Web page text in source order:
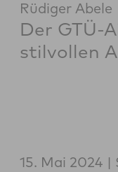
Rüdiger Abele
Der GTÜ-
stilvollen
15. Mai 2024